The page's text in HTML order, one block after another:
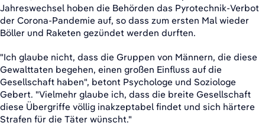
Jahreswechsel hoben die Behörden das Pyrotechnik-Verbot
der Corona-Pandemie auf, so dass zum ersten Mal wieder
Böller und Raketen gezündet werden durften.
"Ich glaube nicht, dass die Gruppen von Männern, die diese
Gewalttaten begehen, einen großen Einfluss auf die
Gesellschaft haben", betont Psychologe und Soziologe
Gebert. "Vielmehr glaube ich, dass die breite Gesellschaft
diese Übergriffe völlig inakzeptabel findet und sich härtere
Strafen für die Täter wünscht."